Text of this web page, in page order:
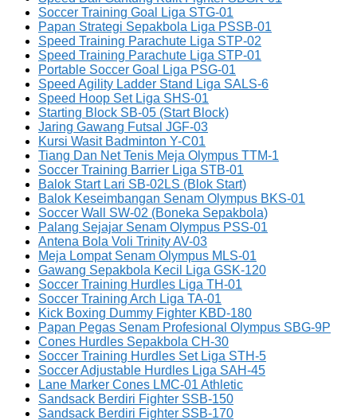
Soccer Training Goal Liga STG-01
Papan Strategi Sepakbola Liga PSSB-01
Speed Training Parachute Liga STP-02
Speed Training Parachute Liga STP-01
Portable Soccer Goal Liga PSG-01
Speed Agility Ladder Stand Liga SALS-6
Speed Hoop Set Liga SHS-01
Starting Block SB-05 (Start Block)
Jaring Gawang Futsal JGF-03
Kursi Wasit Badminton Y-C01
Tiang Dan Net Tenis Meja Olympus TTM-1
Soccer Training Barrier Liga STB-01
Balok Start Lari SB-02LS (Blok Start)
Balok Keseimbangan Senam Olympus BKS-01
Soccer Wall SW-02 (Boneka Sepakbola)
Palang Sejajar Senam Olympus PSS-01
Antena Bola Voli Trinity AV-03
Meja Lompat Senam Olympus MLS-01
Gawang Sepakbola Kecil Liga GSK-120
Soccer Training Hurdles Liga TH-01
Soccer Training Arch Liga TA-01
Kick Boxing Dummy Fighter KBD-180
Papan Pegas Senam Profesional Olympus SBG-9P
Cones Hurdles Sepakbola CH-30
Soccer Training Hurdles Set Liga STH-5
Soccer Adjustable Hurdles Liga SAH-45
Lane Marker Cones LMC-01 Athletic
Sandsack Berdiri Fighter SSB-150
Sandsack Berdiri Fighter SSB-170